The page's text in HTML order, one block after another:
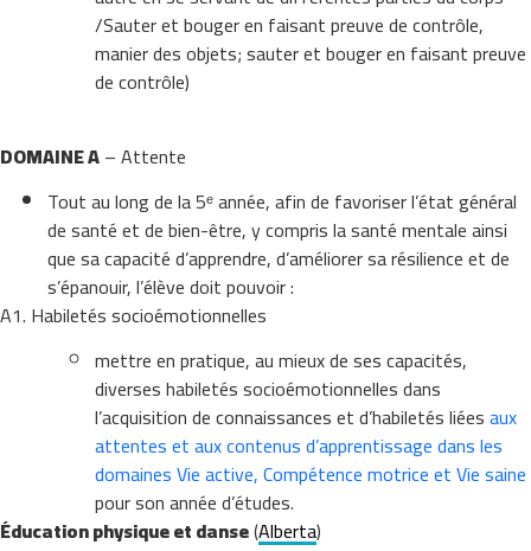
/Sauter et bouger en faisant preuve de contrôle,
manier des objets; sauter et bouger en faisant preuve
de contrôle)
DOMAINE A– Attente
Tout au long de la 5ᵉ année, afin de favoriser l’état général
de santé et de bien-être, y compris la santé mentale ainsi
que sa capacité d’apprendre, d’améliorer sa résilience et de
s’épanouir, l’élève doit pouvoir :
A1. Habiletés socioémotionnelles
mettre en pratique, au mieux de ses capacités,
diverses habiletés socioémotionnelles dans
l’acquisition de connaissances et d’habiletés liéesaux
attentes et aux contenus d’apprentissage dans les
domaines Vie active, Compétence motrice et Vie saine
pour son année d’études.
Éducation physique et danse(Alberta)